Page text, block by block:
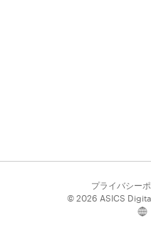
© 2026 ASICS
プライバシー